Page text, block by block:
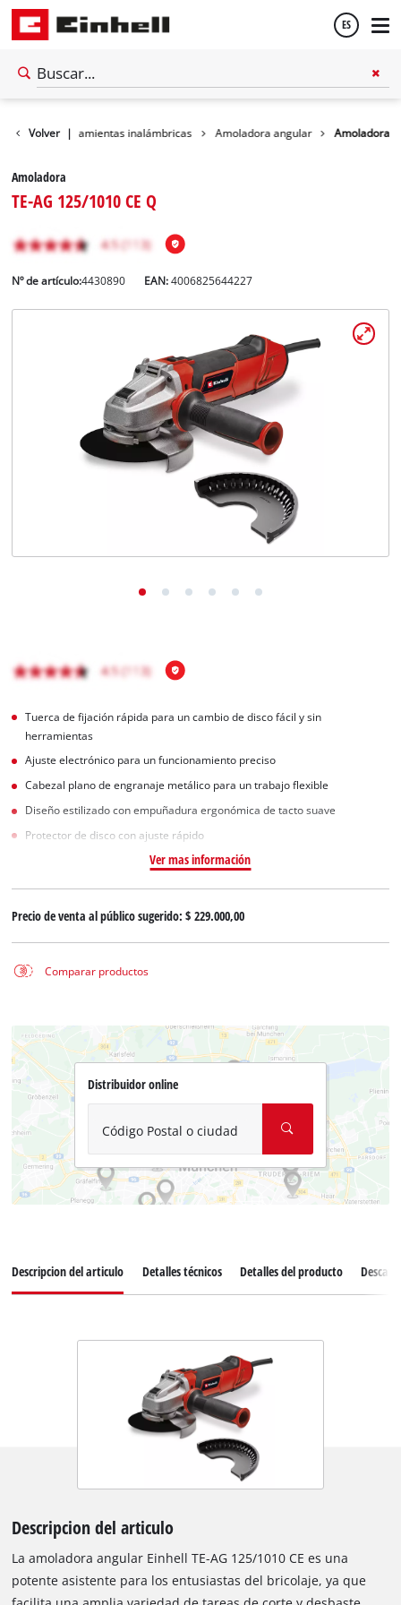
ES
Volver |
Taller Herramientas inalámbricas Amoladora angular Amoladora
Amoladora
TE-AG 125/1010 CE Q
Nº de artículo:4430890 EAN:4006825644227
Tuerca de fijación rápida para un cambio de disco fácil y sin
herramientas
Ajuste electrónico para un funcionamiento preciso
Cabezal plano de engranaje metálico para un trabajo flexible
Diseño estilizado con empuñadura ergonómica de tacto suave
Protector de disco con ajuste rápido
Ver mas información
Precio de venta al público sugerido:$ 229.000,00
Comparar productos
Distribuidor online
Código Postal o ciudad
Descripcion del articulo Detalles técnicos Detalles del producto
Descripcion del articulo
La amoladora angular Einhell TE-AG 125/1010 CE es una
potente asistente para los entusiastas del bricolaje, ya que